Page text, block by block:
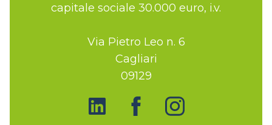
capitale sociale 30.000 euro, i.v.
Via Pietro Leo n. 6
Cagliari
09129